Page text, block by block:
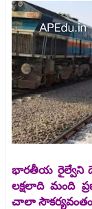
భారతీయ రైల్వేని
లక్షలాది మంది
చాలా